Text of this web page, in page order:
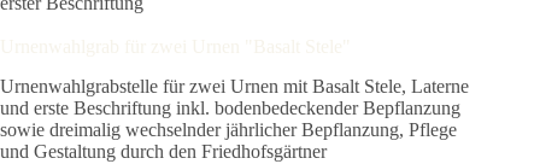
Urnenwahlgrabstelle für zwei Urnen mit Basalt Stele, Laterne
und erste Beschriftung inkl. bodenbedeckender Bepflanzung
sowie dreimalig wechselnder jährlicher Bepflanzung, Pflege
und Gestaltung durch den Friedhofsgärtner